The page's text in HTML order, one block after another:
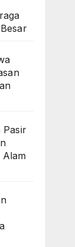
Pasir
Alam